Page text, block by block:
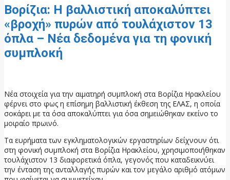
Βορίζια: Η βαλλιστική αποκαλύπτει
«βροχή» πυρών από τουλάχιστον 13
όπλα – Νέα δεδομένα για τη φονική
συμπλοκή
Νέα στοιχεία για την αιματηρή συμπλοκή στα Βορίζια Ηρακλείου
φέρνει στο φως η επίσημη βαλλιστική έκθεση της ΕΛΑΣ, η οποία
σοκάρει με τα όσα αποκαλύπτει για όσα σημειώθηκαν εκείνο το
μοιραίο πρωινό.
Τα ευρήματα των εγκληματολογικών εργαστηρίων δείχνουν ότι
στη φονική συμπλοκή στα Βορίζια Ηρακλείου, χρησιμοποιήθηκαν
τουλάχιστον 13 διαφορετικά όπλα, γεγονός που καταδεικνύει
την ένταση της ανταλλαγής πυρών και τον μεγάλο αριθμό ατόμων